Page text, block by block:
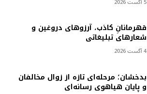
قهرمانانِ کاذب، آرزوهای دروغین و
شعارهای تبلیغاتی
4 آگست 2026
بدخشان؛ مرحله‌ای تازه از زوال مخالفان
و پایان هیاهوی رسانه‌ای